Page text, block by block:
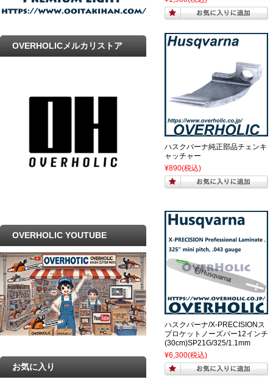
ハスクバーナ純正部品チェンキ
ャッチャー
¥890(税込)
ハスクバーナ/X-PRECISIONス
プロケットノーズバー12インチ
(30cm)SP21G/325/1.1mm
¥6,300(税込)
OVERHOLICメルカリストア
OVERHOLIC YOUTUBE
お気に入り